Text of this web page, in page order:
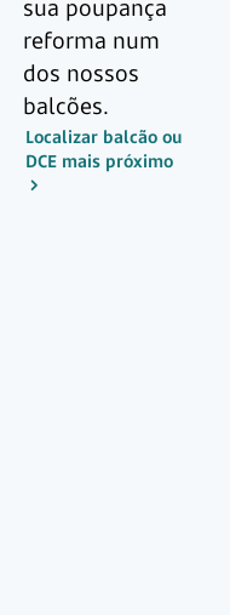
sua poupança
reforma num
dos nossos
balcões.
Localizar balcão ou
DCE mais próximo